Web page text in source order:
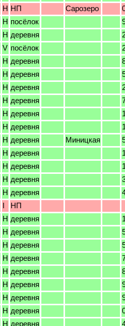
H НП Сарозеро
H посёлок
H деревня
V посёлок
H деревня
H деревня
H деревня
H деревня
H деревня
H деревня
H деревня Миницкая
H деревня
H деревня
H деревня
H деревня
I
НП
H деревня
H деревня
H деревня
H деревня
H деревня
H деревня
H деревня
H деревня
H деревня